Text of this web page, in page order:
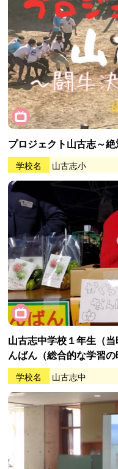
プロジェクト山古志～
学校名 山古志小
山古志中学校１年生（
んばん（総合的な学習
学校名 山古志中